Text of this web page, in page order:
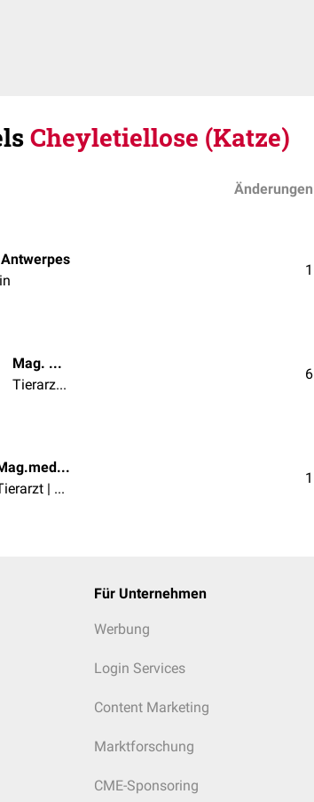
Cheyletiellose (Katze)
Änderungen
1
Mag. med. vet. Patrick Messner
Tierarzt | Tierärztin
6
Mag.med.vet. Diara Smetana
Tierarzt | Tierärztin
1
Für Unternehmen
Werbung
Login Services
Content Marketing
Marktforschung
CME-Sponsoring